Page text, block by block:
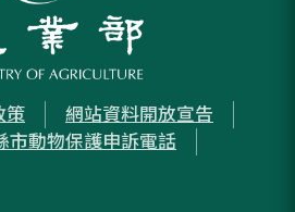
策
網站資料開放宣告
市動物保護申訴電話